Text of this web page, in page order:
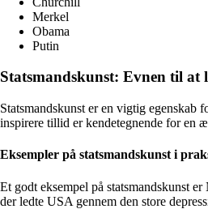
Merkel
Obama
Putin
Statsmandskunst: Evnen til at
Statsmandskunst er en vigtig
inspirere tillid er kendetegnende for en
Eksempler på statsmandskunst i
Et godt eksempel på statsmandskunst
der ledte USA gennem den store